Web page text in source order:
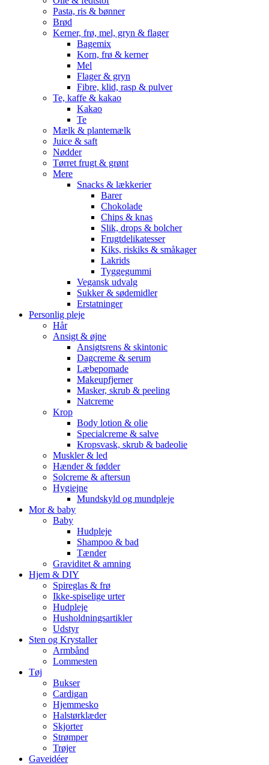
Pasta, ris & bønner
Brød
Kerner, frø, mel, gryn & flager
Bagemix
Korn, frø & kerner
Mel
Flager & gryn
Fibre, klid, rasp & pulver
Te, kaffe & kakao
Kakao
Te
Mælk & plantemælk
Juice & saft
Nødder
Tørret frugt & grønt
Mere
Snacks & lækkerier
Barer
Chokolade
Chips & knas
Slik, drops & bolcher
Frugtdelikatesser
Kiks, riskiks & småkager
Lakrids
Tyggegummi
Vegansk udvalg
Sukker & sødemidler
Erstatninger
Personlig pleje
Hår
Ansigt & øjne
Ansigtsrens & skintonic
Dagcreme & serum
Læbepomade
Makeupfjerner
Masker, skrub & peeling
Natcreme
Krop
Body lotion & olie
Specialcreme & salve
Kropsvask, skrub & badeolie
Muskler & led
Hænder & fødder
Solcreme & aftersun
Hygiejne
Mundskyld og mundpleje
Mor & baby
Baby
Hudpleje
Shampoo & bad
Tænder
Graviditet & amning
Hjem & DIY
Spireglas & frø
Ikke-spiselige urter
Hudpleje
Husholdningsartikler
Udstyr
Sten og Krystaller
Armbånd
Lommesten
Tøj
Bukser
Cardigan
Hjemmesko
Halstørklæder
Skjorter
Strømper
Trøjer
Gaveidéer